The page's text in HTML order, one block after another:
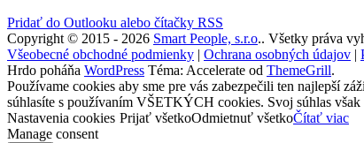
Pridať do Outlooku alebo čítačky RSS
Copyright © 2015 - 2026 Smart People, s.r.o.. Všetky práva
Všeobecné obchodné podmienky | Ochrana osobných údajov |
Hrdo poháňa WordPress Téma: Accelerate od ThemeGrill.
Používame cookies aby sme pre vás zabezpečili ten najlepší
súhlasíte s používaním VŠETKÝCH cookies. Svoj súhlas
Nastavenia cookies Prijať všetkoOdmietnuť všetkoČítať viac
Manage consent